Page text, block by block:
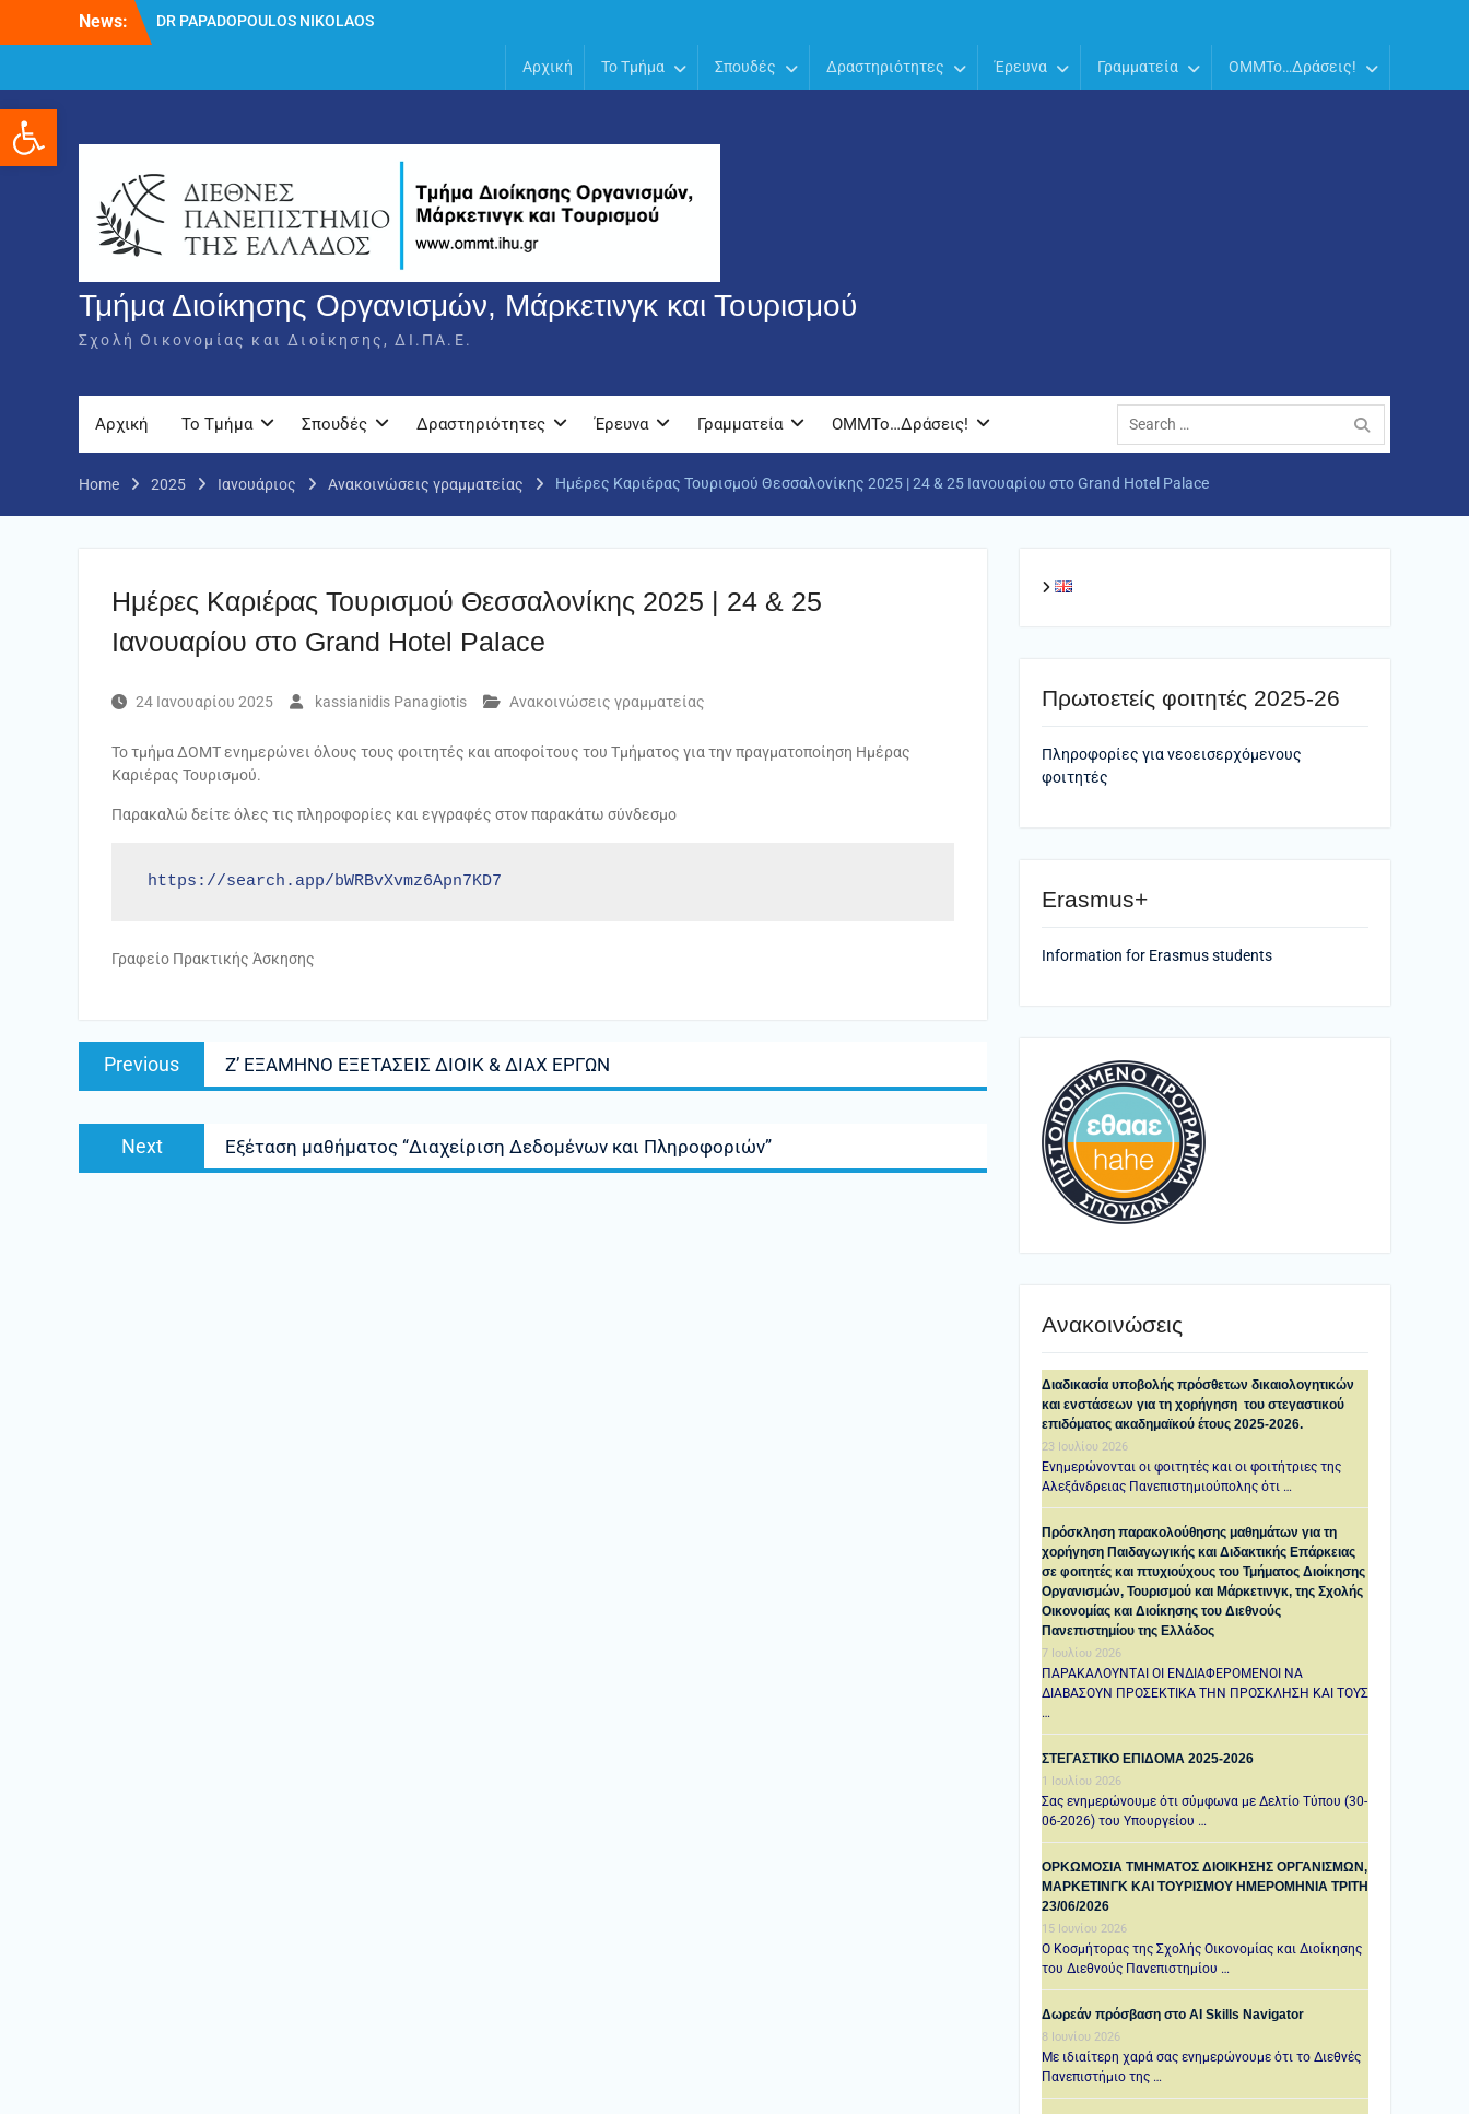
Ανοίξτε τη γραμμή εργαλείων
News:
DR PAPADOPOULOS NIKOLAOS
δικαιολογητικών και ενστάσεων για τη
Αρχική Το Τμήμα Σπουδές Δραστηριότητες Έρευνα Γραμματεία OMMTo…Δράσεις!
Τμήμα Διοίκησης Οργανισμών, Μάρκετινγκ και Τουρισμού
Σχολή Οικονομίας και Διοίκησης, ΔΙ.ΠΑ.Ε.
Αρχική Το Τμήμα Σπουδές Δραστηριότητες Έρευνα Γραμματεία OMMTo…Δράσεις!
Search
for:
Home 2025 Ιανουάριος Ανακοινώσεις γραμματείας Ημέρες Καριέρας Τουρισμού Θεσσαλονίκης 2025 | 24 & 25 Ιανουαρίου στο Grand Hotel Palace
Ημέρες Καριέρας Τουρισμού Θεσσαλονίκης 2025 | 24 & 25
Ιανουαρίου στο Grand Hotel Palace
24 Ιανουαρίου 2025 kassianidis Panagiotis Ανακοινώσεις γραμματείας
Το τμήμα ΔΟΜΤ ενημερώνει όλους τους φοιτητές και αποφοίτους του Τμήματος για την πραγματοποίηση Ημέρας
Καριέρας Τουρισμού.
Παρακαλώ δείτε όλες τις πληροφορίες και εγγραφές στον παρακάτω σύνδεσμο
https://search.app/bWRBvXvmz6Apn7KD7
Γραφείο Πρακτικής Άσκησης
Πλοήγηση
άρθρων
Previous
Previous
post:
Ζ’ ΕΞΑΜΗΝΟ ΕΞΕΤΑΣΕΙΣ ΔΙΟΙΚ & ΔΙΑΧ ΕΡΓΩΝ
Next
Next
post:
Εξέταση μαθήματος “Διαχείριση Δεδομένων και Πληροφοριών”
Πρωτοετείς φοιτητές 2025-26
Πληροφορίες για νεοεισερχόμενους
φοιτητές
Erasmus+
Information for Erasmus students
Ανακοινώσεις
Διαδικασία υποβολής πρόσθετων δικαιολογητικών
και ενστάσεων για τη χορήγηση του στεγαστικού
επιδόματος ακαδημαϊκού έτους 2025-2026.
23 Ιουλίου 2026
Ενημερώνονται οι φοιτητές και οι φοιτήτριες της
Αλεξάνδρειας Πανεπιστημιούπολης ότι …
Πρόσκληση παρακολούθησης μαθημάτων για τη
χορήγηση Παιδαγωγικής και Διδακτικής Επάρκειας
σε φοιτητές και πτυχιούχους του Τμήματος Διοίκησης
Οργανισμών, Τουρισμού και Μάρκετινγκ, της Σχολής
Οικονομίας και Διοίκησης του Διεθνούς
Πανεπιστημίου της Ελλάδος
7 Ιουλίου 2026
ΠΑΡΑΚΑΛΟΥΝΤΑΙ ΟΙ ΕΝΔΙΑΦΕΡΟΜΕΝΟΙ ΝΑ
ΔΙΑΒΑΣΟΥΝ ΠΡΟΣΕΚΤΙΚΑ ΤΗΝ ΠΡΟΣΚΛΗΣΗ ΚΑΙ ΤΟΥΣ
…
ΣΤΕΓΑΣΤΙΚΟ ΕΠΙΔΟΜΑ 2025-2026
1 Ιουλίου 2026
Σας ενημερώνουμε ότι σύμφωνα με Δελτίο Τύπου (30-
06-2026) του Υπουργείου …
ΟΡΚΩΜΟΣΙΑ ΤΜΗΜΑΤΟΣ ΔΙΟΙΚΗΣΗΣ ΟΡΓΑΝΙΣΜΩΝ,
ΜΑΡΚΕΤΙΝΓΚ ΚΑΙ ΤΟΥΡΙΣΜΟΥ ΗΜΕΡΟΜΗΝΙΑ TΡΙΤΗ
23/06/2026
15 Ιουνίου 2026
Ο Κοσμήτορας της Σχολής Οικονομίας και Διοίκησης
του Διεθνούς Πανεπιστημίου …
Δωρεάν πρόσβαση στο AI Skills Navigator
8 Ιουνίου 2026
Με ιδιαίτερη χαρά σας ενημερώνουμε ότι το Διεθνές
Πανεπιστήμιο της …